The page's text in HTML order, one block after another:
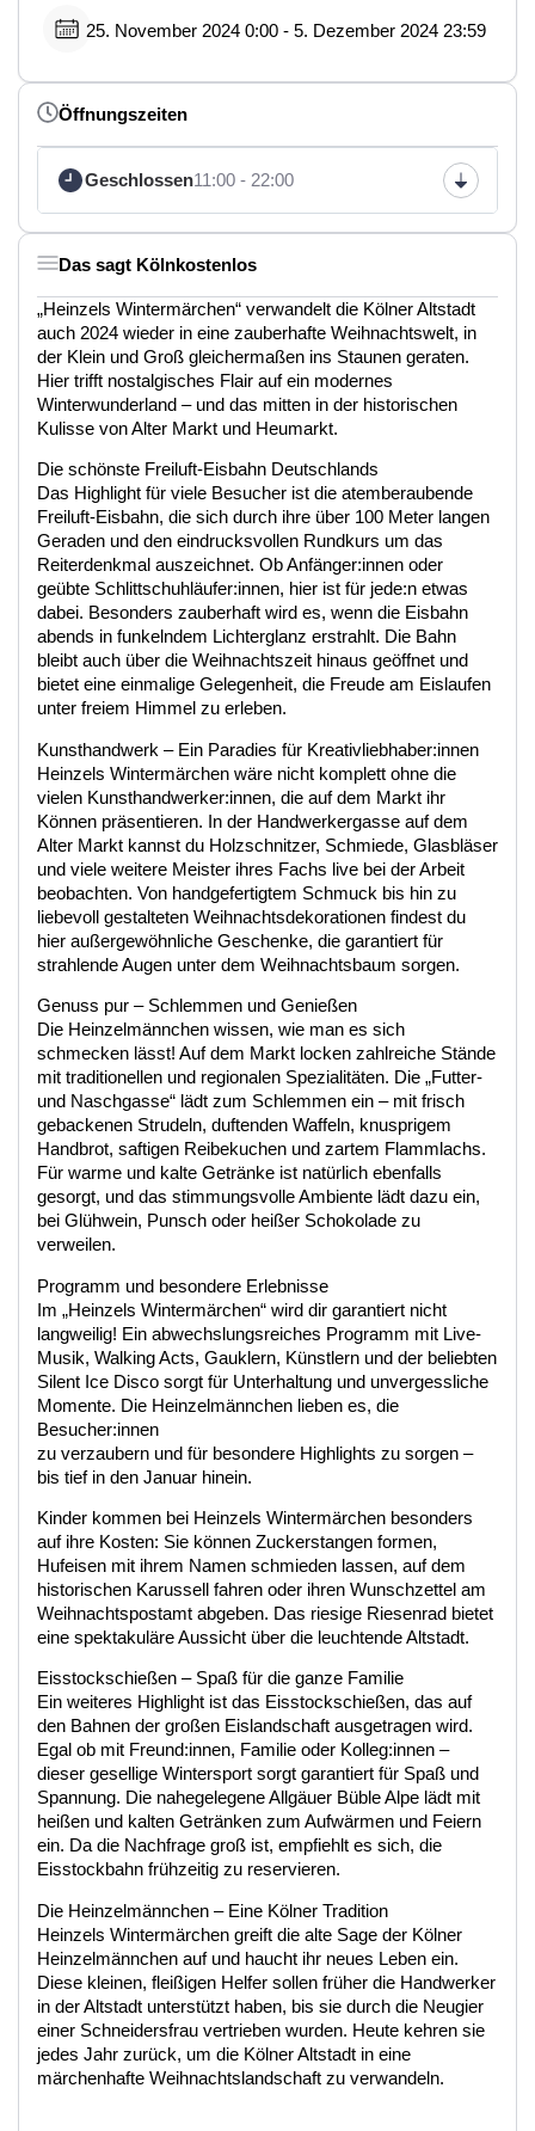
25. November 2024 0:00 - 5. Dezember 2024 23:59
Öffnungszeiten
Geschlossen11:00 - 22:00
Das sagt Kölnkostenlos
„Heinzels Wintermärchen“ verwandelt die Kölner Altstadt
auch 2024 wieder in eine zauberhafte Weihnachtswelt, in
der Klein und Groß gleichermaßen ins Staunen geraten.
Hier trifft nostalgisches Flair auf ein modernes
Winterwunderland – und das mitten in der historischen
Kulisse von Alter Markt und Heumarkt.
Die schönste Freiluft-Eisbahn Deutschlands
Das Highlight für viele Besucher ist die atemberaubende
Freiluft-Eisbahn, die sich durch ihre über 100 Meter langen
Geraden und den eindrucksvollen Rundkurs um das
Reiterdenkmal auszeichnet. Ob Anfänger:innen oder
geübte Schlittschuhläufer:innen, hier ist für jede:n etwas
dabei. Besonders zauberhaft wird es, wenn die Eisbahn
abends in funkelndem Lichterglanz erstrahlt. Die Bahn
bleibt auch über die Weihnachtszeit hinaus geöffnet und
bietet eine einmalige Gelegenheit, die Freude am Eislaufen
unter freiem Himmel zu erleben.
Kunsthandwerk – Ein Paradies für Kreativliebhaber:innen
Heinzels Wintermärchen wäre nicht komplett ohne die
vielen Kunsthandwerker:innen, die auf dem Markt ihr
Können präsentieren. In der Handwerkergasse auf dem
Alter Markt kannst du Holzschnitzer, Schmiede, Glasbläser
und viele weitere Meister ihres Fachs live bei der Arbeit
beobachten. Von handgefertigtem Schmuck bis hin zu
liebevoll gestalteten Weihnachtsdekorationen findest du
hier außergewöhnliche Geschenke, die garantiert für
strahlende Augen unter dem Weihnachtsbaum sorgen.
Genuss pur – Schlemmen und Genießen
Die Heinzelmännchen wissen, wie man es sich
schmecken lässt! Auf dem Markt locken zahlreiche Stände
mit traditionellen und regionalen Spezialitäten. Die „Futter-
und Naschgasse“ lädt zum Schlemmen ein – mit frisch
gebackenen Strudeln, duftenden Waffeln, knusprigem
Handbrot, saftigen Reibekuchen und zartem Flammlachs.
Für warme und kalte Getränke ist natürlich ebenfalls
gesorgt, und das stimmungsvolle Ambiente lädt dazu ein,
bei Glühwein, Punsch oder heißer Schokolade zu
verweilen.
Programm und besondere Erlebnisse
Im „Heinzels Wintermärchen“ wird dir garantiert nicht
langweilig! Ein abwechslungsreiches Programm mit Live-
Musik, Walking Acts, Gauklern, Künstlern und der beliebten
Silent Ice Disco sorgt für Unterhaltung und unvergessliche
Momente. Die Heinzelmännchen lieben es, die
Besucher:innen
zu verzaubern und für besondere Highlights zu sorgen –
bis tief in den Januar hinein.
Kinder kommen bei Heinzels Wintermärchen besonders
auf ihre Kosten: Sie können Zuckerstangen formen,
Hufeisen mit ihrem Namen schmieden lassen, auf dem
historischen Karussell fahren oder ihren Wunschzettel am
Weihnachtspostamt abgeben. Das riesige Riesenrad bietet
eine spektakuläre Aussicht über die leuchtende Altstadt.
Eisstockschießen – Spaß für die ganze Familie
Ein weiteres Highlight ist das Eisstockschießen, das auf
den Bahnen der großen Eislandschaft ausgetragen wird.
Egal ob mit Freund:innen, Familie oder Kolleg:innen –
dieser gesellige Wintersport sorgt garantiert für Spaß und
Spannung. Die nahegelegene Allgäuer Büble Alpe lädt mit
heißen und kalten Getränken zum Aufwärmen und Feiern
ein. Da die Nachfrage groß ist, empfiehlt es sich, die
Eisstockbahn frühzeitig zu reservieren.
Die Heinzelmännchen – Eine Kölner Tradition
Heinzels Wintermärchen greift die alte Sage der Kölner
Heinzelmännchen auf und haucht ihr neues Leben ein.
Diese kleinen, fleißigen Helfer sollen früher die Handwerker
in der Altstadt unterstützt haben, bis sie durch die Neugier
einer Schneidersfrau vertrieben wurden. Heute kehren sie
jedes Jahr zurück, um die Kölner Altstadt in eine
märchenhafte Weihnachtslandschaft zu verwandeln.